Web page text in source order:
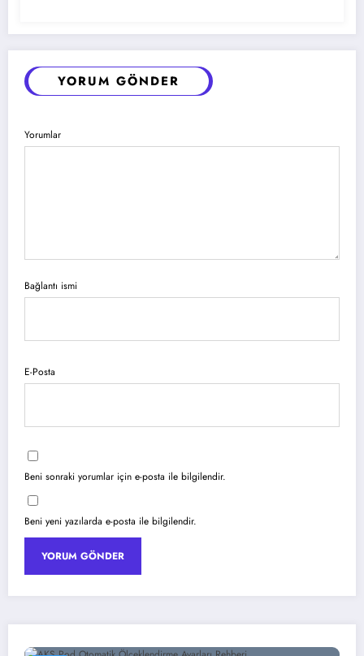
YORUM GÖNDER
Yorumlar
Bağlantı ismi
E-Posta
Beni sonraki yorumlar için e-posta ile bilgilendir.
Beni yeni yazılarda e-posta ile bilgilendir.